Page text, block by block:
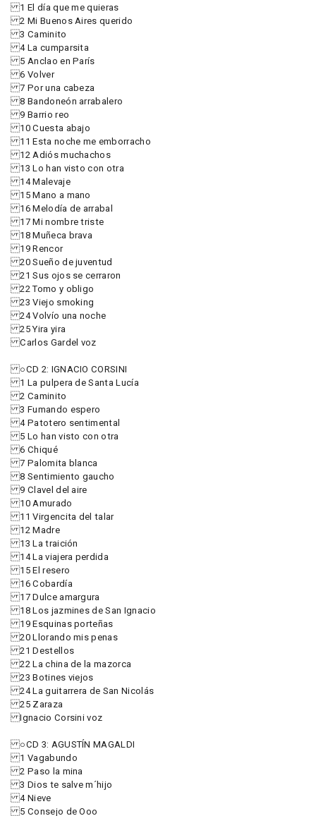
1 El día que me quieras
2 Mi Buenos Aires querido
3 Caminito
4 La cumparsita
5 Anclao en París
6 Volver
7 Por una cabeza
8 Bandoneón arrabalero
9 Barrio reo
10 Cuesta abajo
11 Esta noche me emborracho
12 Adiós muchachos
13 Lo han visto con otra
14 Malevaje
15 Mano a mano
16 Melodía de arrabal
17 Mi nombre triste
18 Muñeca brava
19 Rencor
20 Sueño de juventud
21 Sus ojos se cerraron
22 Tomo y obligo
23 Viejo smoking
24 Volvío una noche
25 Yira yira
Carlos Gardel voz
○CD 2: IGNACIO CORSINI
1 La pulpera de Santa Lucía
2 Caminito
3 Fumando espero
4 Patotero sentimental
5 Lo han visto con otra
6 Chiqué
7 Palomita blanca
8 Sentimiento gaucho
9 Clavel del aire
10 Amurado
11 Virgencita del talar
12 Madre
13 La traición
14 La viajera perdida
15 El resero
16 Cobardía
17 Dulce amargura
18 Los jazmines de San Ignacio
19 Esquinas porteñas
20 Llorando mis penas
21 Destellos
22 La china de la mazorca
23 Botines viejos
24 La guitarrera de San Nicolás
25 Zaraza
Ignacio Corsini voz
○CD 3: AGUSTÍN MAGALDI
1 Vagabundo
2 Paso la mina
3 Dios te salve m´hijo
4 Nieve
5 Consejo de Ooo